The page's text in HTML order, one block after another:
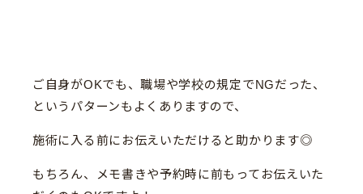
ご自身がOKでも、職場や学校の規定でNGだった、
というパターンもよくありますので、
施術に入る前にお伝えいただけると助かります◎
もちろん、メモ書きや予約時に前もってお伝えいた